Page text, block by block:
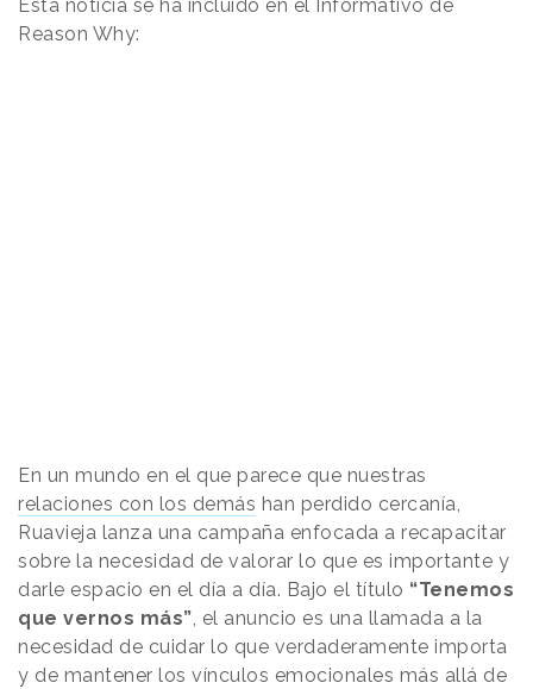
Esta noticia se ha incluido en el Informativo de
Reason Why:
En un mundo en el que parece que nuestras
relaciones con los demás han perdido cercanía,
Ruavieja lanza una campaña enfocada a recapacitar
sobre la necesidad de valorar lo que es importante y
darle espacio en el día a día. Bajo el título “Tenemos
que vernos más”, el anuncio es una llamada a la
necesidad de cuidar lo que verdaderamente importa
y de mantener los vínculos emocionales más allá de